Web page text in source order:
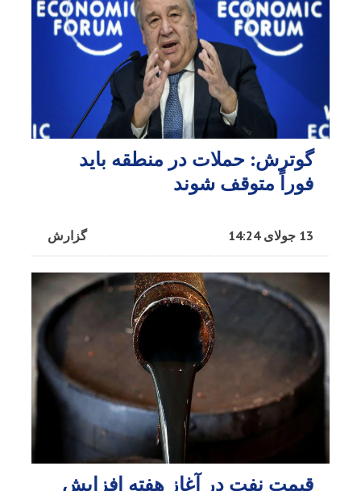
گوترش: حملات در منطقه باید
فوراً متوقف شوند
گزارش 13 جولای 14:24
قیمت نفت در آغاز هفته افزایش